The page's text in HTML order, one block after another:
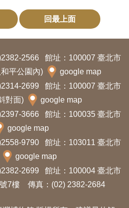
回最上面
2566
館址：100007 臺北市
平公園內)
google map
2699
館址：100007 臺北市
對面)
google map
3666
館址：100035 臺北市
google map
9790
館址：103011 臺北市
google map
2699
館址：100004 臺北市
7樓 傳真：(02) 2382-2684